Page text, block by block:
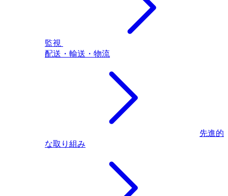
監視
配送・輸送・物流
先進的
な取り組み